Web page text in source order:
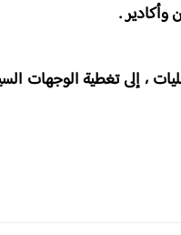
وأكادير .
، إلى تغطية الوجهات